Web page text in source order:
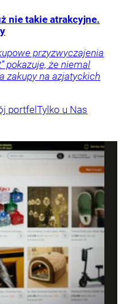
nie takie atrakcyjne.
przyzwyczajenia
pokazuje, że niemal
zakupy na azjatyckich
portfelTylko u Nas